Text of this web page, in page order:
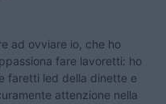
ad ovviare io, che ho
fare lavoretti: ho
faretti led della dinette e
attenzione nella